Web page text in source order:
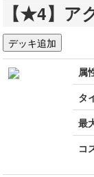
WIKI
設定
【★4】ア
属
タ
最
コ